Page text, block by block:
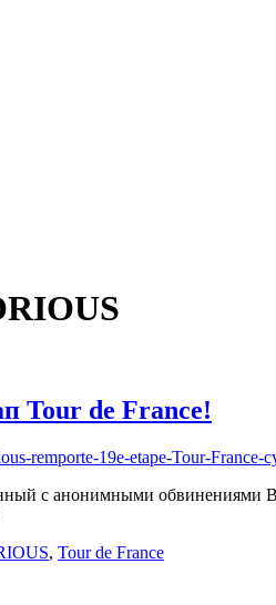
Tour de France!
с анонимными
, Tour de France